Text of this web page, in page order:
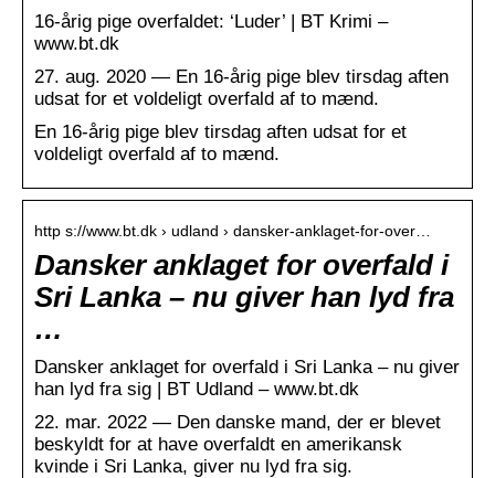
16-årig pige overfaldet: ‘Luder’ | BT Krimi –
www.bt.dk
27. aug. 2020 — En 16-årig pige blev tirsdag aften
udsat for et voldeligt overfald af to mænd.
En 16-årig pige blev tirsdag aften udsat for et
voldeligt overfald af to mænd.
http s://www.bt.dk › udland › dansker-anklaget-for-over…
Dansker anklaget for overfald i
Sri Lanka – nu giver han lyd fra
…
Dansker anklaget for overfald i Sri Lanka – nu giver
han lyd fra sig | BT Udland – www.bt.dk
22. mar. 2022 — Den danske mand, der er blevet
beskyldt for at have overfaldt en amerikansk
kvinde i Sri Lanka, giver nu lyd fra sig.